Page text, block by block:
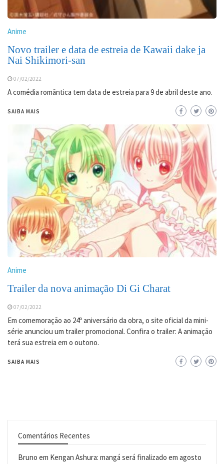
Anime
Novo trailer e data de estreia de Kawaii dake ja
Nai Shikimori-san
07/02/2022
A comédia romântica tem data de estreia para 9 de abril deste ano.
SAIBA MAIS
Anime
Trailer da nova animação Di Gi Charat
07/02/2022
Em comemoração ao 24º aniversário da obra, o site oficial da mini-
série anunciou um trailer promocional. Confira o trailer: A animação
terá sua estreia em o outono.
SAIBA MAIS
Comentários Recentes
Bruno em Kengan Ashura: mangá será finalizado em agosto